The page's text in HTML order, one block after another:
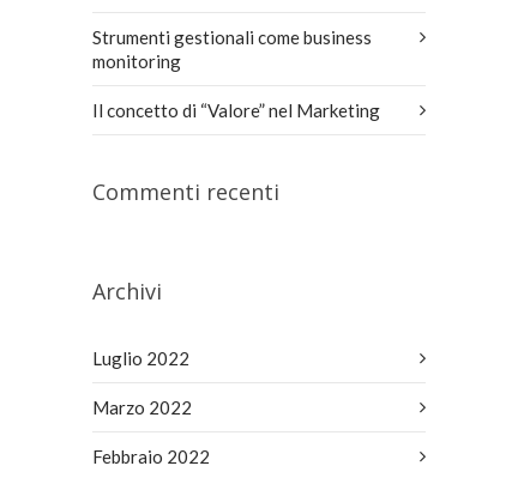
Strumenti gestionali come business
monitoring
Il concetto di “Valore” nel Marketing
Commenti recenti
Archivi
Luglio 2022
Marzo 2022
Febbraio 2022